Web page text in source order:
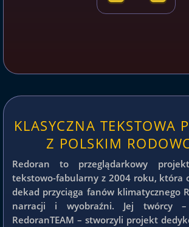
KLASYCZNA TEKSTOWA
Z POLSKIM
Redoran to przeglądarkowy
tekstowo-fabularny z 2004 roku, która
dekad przyciąga fanów klimatycznego
narracji i wyobraźni. Jej twórcy
RedoranTEAM – stworzyli projekt